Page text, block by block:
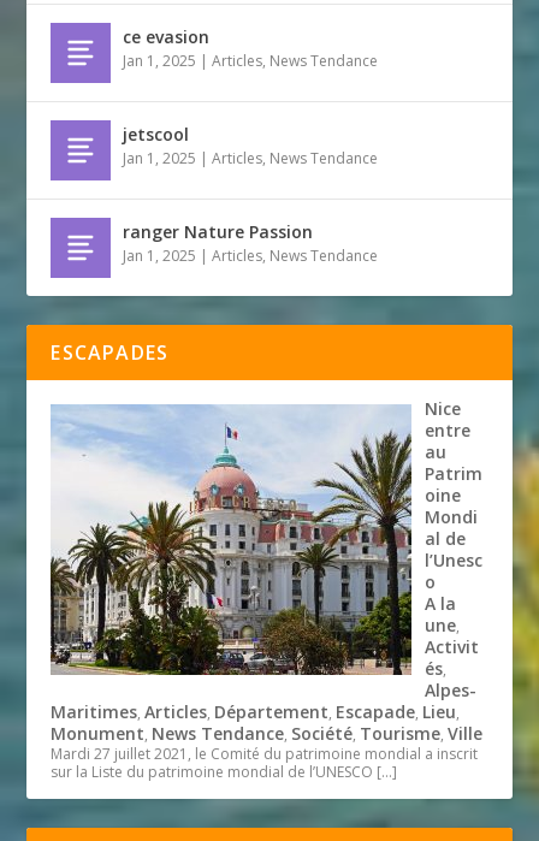
ce evasion
Jan 1, 2025 |Articles, News Tendance
jetscool
Jan 1, 2025 |Articles, News Tendance
ranger Nature Passion
Jan 1, 2025 |Articles, News Tendance
ESCAPADES
Nice
entre
au
Patrim
oine
Mondi
al de
l’Unesc
o
A la
une,
Activit
és,
Alpes-
Maritimes,Articles, Département, Escapade, Lieu,
Monument, News Tendance, Société, Tourisme,Ville
Mardi 27 juillet 2021, le Comité du patrimoine mondial a inscrit
sur la Liste du patrimoine mondial de l’UNESCO […]